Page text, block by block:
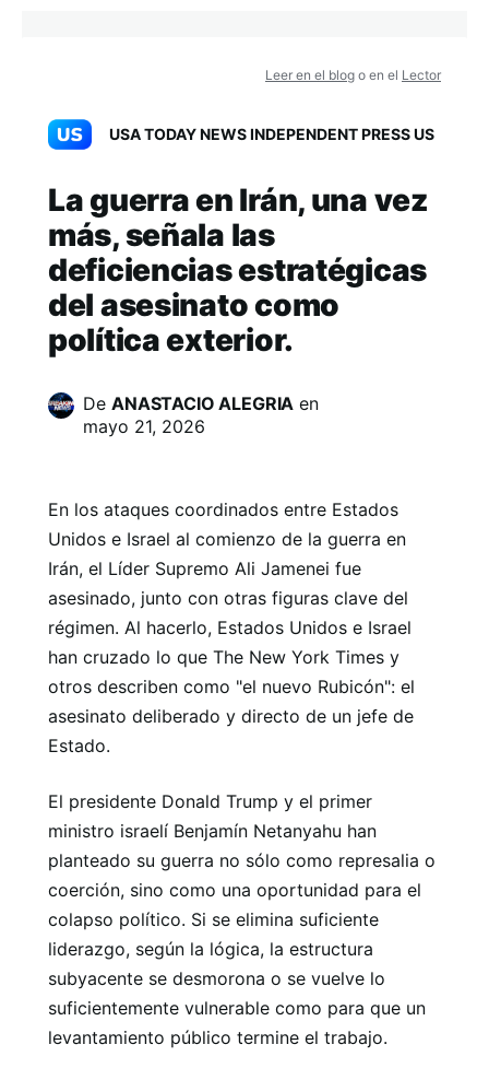
Leer en el blog o en el Lector
USA TODAY NEWS INDEPENDENT PRESS US
La guerra en Irán, una vez
más, señala las
deficiencias estratégicas
del asesinato como
política exterior.
De ANASTACIO ALEGRIA en
mayo 21, 2026
En los ataques coordinados entre Estados
Unidos e Israel al comienzo de la guerra en
Irán, el Líder Supremo Ali Jamenei fue
asesinado, junto con otras figuras clave del
régimen. Al hacerlo, Estados Unidos e Israel
han cruzado lo que The New York Times y
otros describen como "el nuevo Rubicón": el
asesinato deliberado y directo de un jefe de
Estado.
El presidente Donald Trump y el primer
ministro israelí Benjamín Netanyahu han
planteado su guerra no sólo como represalia o
coerción, sino como una oportunidad para el
colapso político. Si se elimina suficiente
liderazgo, según la lógica, la estructura
subyacente se desmorona o se vuelve lo
suficientemente vulnerable como para que un
levantamiento público termine el trabajo.